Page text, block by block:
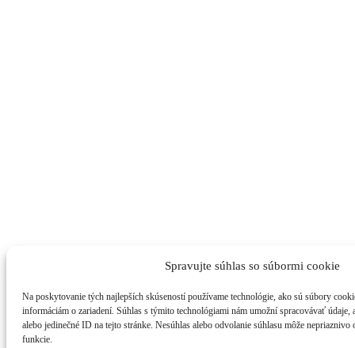
Spravujte súhlas so súbormi cookie
Na poskytovanie tých najlepších skúseností používame technológie, ako sú súbory
informáciám o zariadení. Súhlas s týmito technológiami nám umožní spracovávať údaje,
alebo jedinečné ID na tejto stránke. Nesúhlas alebo odvolanie súhlasu môže
funkcie.